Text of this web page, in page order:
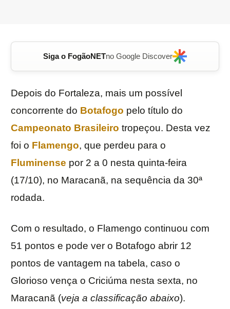
Siga o FogãoNETno Google Discover
Depois do Fortaleza, mais um possível
concorrente do Botafogo pelo título do
Campeonato Brasileiro tropeçou. Desta vez
foi o Flamengo, que perdeu para o
Fluminense por 2 a 0 nesta quinta-feira
(17/10), no Maracanã, na sequência da 30ª
rodada.
Com o resultado, o Flamengo continuou com
51 pontos e pode ver o Botafogo abrir 12
pontos de vantagem na tabela, caso o
Glorioso vença o Criciúma nesta sexta, no
Maracanã (veja a classificação abaixo).